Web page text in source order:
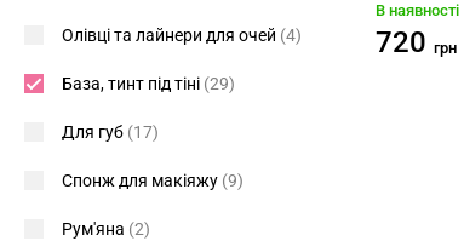
В наявності
720 грн
Олівці та лайнери для очей (4)
База, тинт під тіні (29)
Для губ (17)
Спонж для макіяжу (9)
Рум'яна (2)